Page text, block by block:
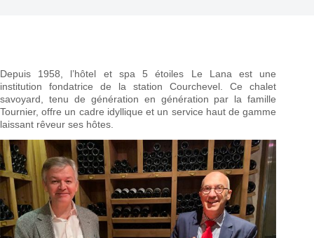
Depuis 1958, l’hôtel et spa 5 étoiles Le Lana est une
institution fondatrice de la station Courchevel. Ce chalet
savoyard, tenu de génération en génération par la famille
Tournier, offre un cadre idyllique et un service haut de gamme
laissant rêveur ses hôtes.